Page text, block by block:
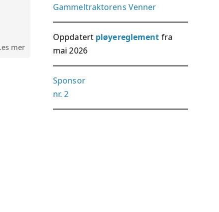
mer
Gammeltraktorens Venner
Oppdatert pløyereglement fra
mai 2026
Sponsor
nr. 2